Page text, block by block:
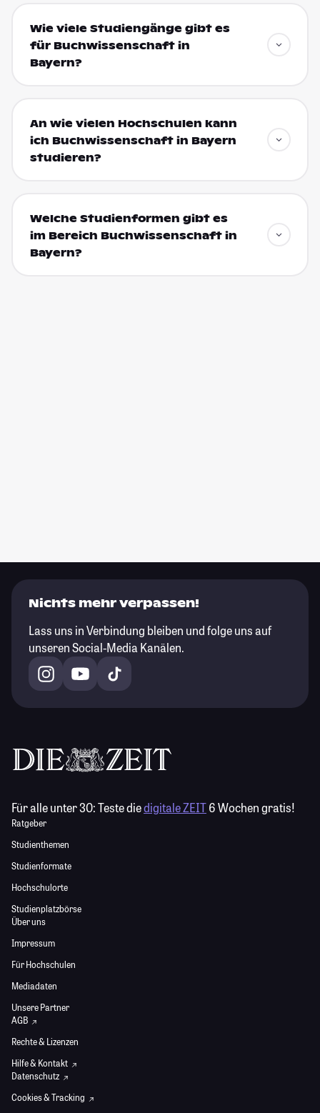
Wie viele Studiengänge gibt es
für Buchwissenschaft in
Bayern?
An wie vielen Hochschulen kann
ich Buchwissenschaft in Bayern
studieren?
Welche Studienformen gibt es
im Bereich Buchwissenschaft in
Bayern?
Nichts mehr verpassen!
Lass uns in Verbindung bleiben und folge uns auf
unseren Social-Media Kanälen.
Für alle unter 30:Teste diedigitale ZEIT6 Wochen gratis!
Ratgeber
Studienthemen
Studienformate
Hochschulorte
Studienplatzbörse
Über uns
Impressum
Für Hochschulen
Mediadaten
Unsere Partner
AGB
Rechte & Lizenzen
Hilfe & Kontakt
Datenschutz
Cookies & Tracking